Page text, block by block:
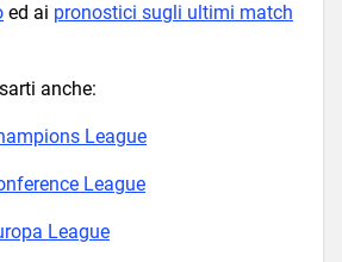
ed ai pronostici sugli ultimi match
anche:
League
League
League